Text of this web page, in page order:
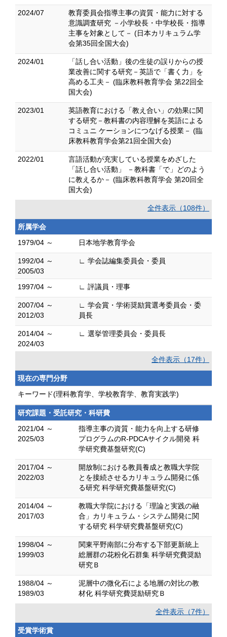
2024/07
教育委員会指導主事の資質・能力に対する
意識調査研究 －小学校長・中学校長・指導
主事を対象として－ (日本カリキュラム学
会第35回全国大会)
2024/01
「話し合い活動」後の生徒の誤りからの授
業改善に関する研究－英語で「書く力」を
高める工夫－ (臨床教科教育学会 第22回全
国大会)
2023/01
英語教育における「教え合い」の効果に関
する研究－教科書の内容理解を英語による
コミュニ ケーションにつなげる授業－ (臨
床教科教育学会第21回全国大会)
2022/01
言語活動が充実している授業をめざした
「話し合い活動」 －教科書「で」どのよう
に教えるか－ (臨床教科教育学会 第20回全
国大会)
全件表示（108件）
所属学会
1979/04 ～
日本地学教育学会
1992/04 ～
2005/03
∟ 学会誌編集委員会・委員
1997/04 ～ ∟ 評議員・理事
2007/04 ～
2012/03
∟ 学会賞・学術奨励賞選考委員会・委
員長
2014/04 ～
2024/03
∟ 選挙管理委員会・委員長
全件表示（17件）
現在の専門分野
キーワード(理科教育学、学校教育学、教育実践学)
研究課題・受託研究・科研費
2021/04 ～
2025/03
指導主事の資質・能力を向上する研修
プログラムのR-PDCAサイクル開発 科
学研究費基盤研究(C)
2017/04 ～
2022/03
開放制における教員養成と教職大学院
とを接続させるカリキュラム開発に係
る研究 科学研究費基盤研究(C)
2014/04 ～
2017/03
教職大学院における「理論と実践の融
合」カリキュラム・システム開発に関
する研究 科学研究費基盤研究(C)
1998/04 ～
1999/03
関東平野南部に分布する下部更新統上
総層群の花粉化石群集 科学研究費奨励
研究Ｂ
1988/04 ～
1989/03
泥層中の微化石による地層の対比の教
材化 科学研究費奨励研究Ｂ
全件表示（7件）
受賞学術賞